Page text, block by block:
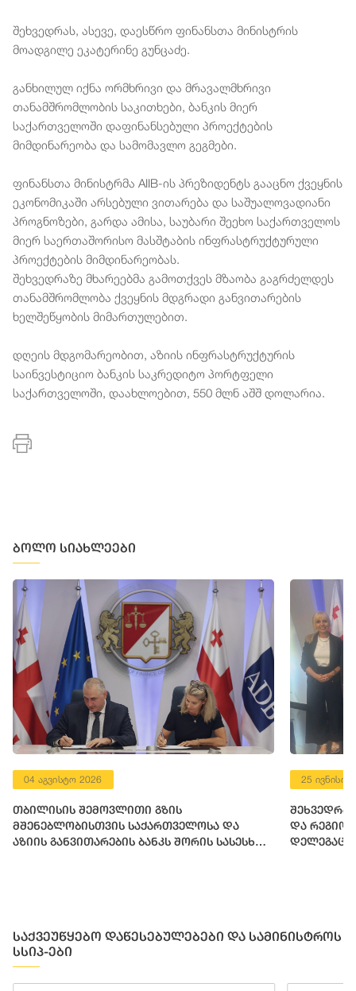
შეხვედრას, ასევე, დაესწრო ფინანსთა მინისტრის
მოადგილე ეკატერინე გუნცაძე.
განხილულ იქნა ორმხრივი და მრავალმხრივი
თანამშრომლობის საკითხები, ბანკის მიერ
საქართველოში დაფინანსებული პროექტების
მიმდინარეობა და სამომავლო გეგმები.
ფინანსთა მინისტრმა AIIB-ის პრეზიდენტს გააცნო ქვეყნის
ეკონომიკაში არსებული ვითარება და საშუალოვადიანი
პროგნოზები, გარდა ამისა, საუბარი შეეხო საქართველოს
მიერ საერთაშორისო მასშტაბის ინფრასტრუქტურული
პროექტების მიმდინარეობას.
შეხვედრაზე მხარეებმა გამოთქვეს მზაობა გაგრძელდეს
თანამშრომლობა ქვეყნის მდგრადი განვითარების
ხელშეწყობის მიმართულებით.
დღეის მდგომარეობით, აზიის ინფრასტრუქტურის
საინვესტიციო ბანკის საკრედიტო პორტფელი
საქართველოში, დაახლოებით, 550 მლნ აშშ დოლარია.
ბოლო სიახლეები
04 აგვისტო 2026
თბილისის შემოვლითი გზის
მშენებლობისთვის საქართველოსა და
აზიის განვითარების ბანკს შორის სასესხო
25 ივნისი
შეხვედრა
და
საქვეუწყებო დაწესებულებები და სამინისტროს
სსიპ-ები